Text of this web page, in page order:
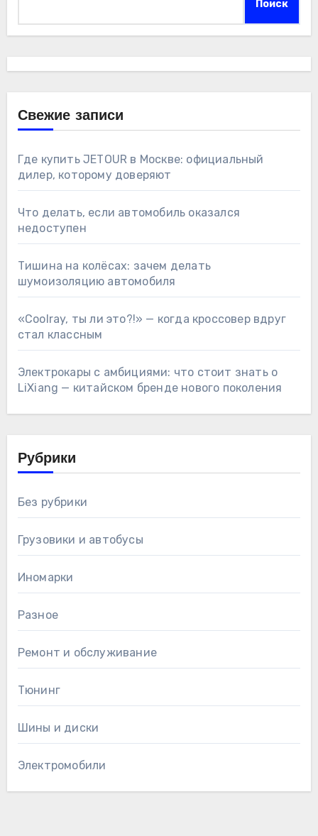
Поиск
Свежие записи
Где купить JETOUR в Москве: официальный
дилер, которому доверяют
Что делать, если автомобиль оказался
недоступен
Тишина на колёсах: зачем делать
шумоизоляцию автомобиля
«Coolray, ты ли это?!» — когда кроссовер вдруг
стал классным
Электрокары с амбициями: что стоит знать о
LiXiang — китайском бренде нового поколения
Рубрики
Без рубрики
Грузовики и автобусы
Иномарки
Разное
Ремонт и обслуживание
Тюнинг
Шины и диски
Электромобили